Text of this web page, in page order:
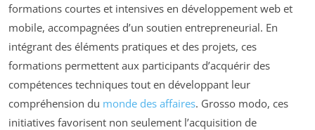
formations courtes et intensives en développement web et
mobile, accompagnées d’un soutien entrepreneurial. En
intégrant des éléments pratiques et des projets, ces
formations permettent aux participants d’acquérir des
compétences techniques tout en développant leur
compréhension du monde des affaires. Grosso modo, ces
initiatives favorisent non seulement l’acquisition de